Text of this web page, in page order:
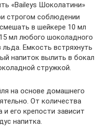
«Baileys Шоколатини»
строгом соблюдении
в шейкере 10 мл
мл любого шоколадного
льда. Емкость встряхнуть
напиток вылить в бокал
стружкой.
на основе домашнего
От количества
и его крепости зависит
напитка.